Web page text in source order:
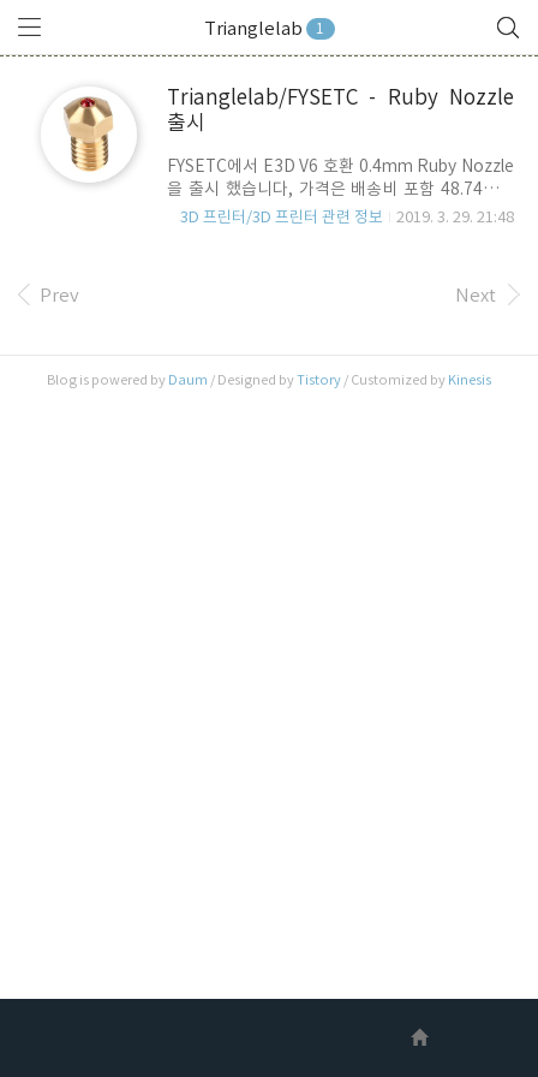
Trianglelab 1
Trianglelab/FYSETC - Ruby Nozzle
출시
FYSETC에서 E3D V6 호환 0.4mm Ruby Nozzle
을 출시 했습니다, 가격은 배송비 포함 48.74달러
(약 5만 5천원) 입니다. 루비 노즐의 대명사는
말 그대로, Brass Body에 Ruby를 가공한 Nozzle
Tip을 박아 넣은 노즐 입니다. Ruby는 경도가 9로
로는 코런덤(강옥석)에 속하는 것인데, 단지 색상이
붉은 색이기 때문에 사파이어와 구분됩니다. 대단
3D 프린터/3D 프린터 관련 정보 2019. 3. 29. 21:48
Prev Next
Blog is powered by Daum / Designed byTistory / Customized by Kinesis